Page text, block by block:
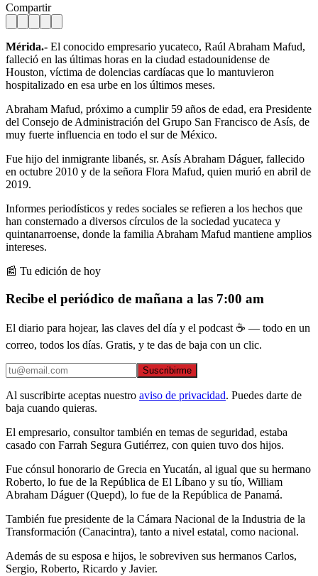
Compartir
Mérida.- El conocido empresario yucateco, Raúl Abraham Mafud,
falleció en las últimas horas en la ciudad estadounidense de
Houston, víctima de dolencias cardíacas que lo mantuvieron
hospitalizado en esa urbe en los últimos meses.
Abraham Mafud, próximo a cumplir 59 años de edad, era Presidente
del Consejo de Administración del Grupo San Francisco de Asís, de
muy fuerte influencia en todo el sur de México.
Fue hijo del inmigrante libanés, sr. Asís Abraham Dáguer, fallecido
en octubre 2010 y de la señora Flora Mafud, quien murió en abril de
2019.
Informes periodísticos y redes sociales se refieren a los hechos que
han consternado a diversos círculos de la sociedad yucateca y
quintanarroense, donde la familia Abraham Mafud mantiene amplios
intereses.
📰 Tu edición de hoy
Recibe el periódico de mañana a las 7:00 am
El diario para hojear, las claves del día y el podcast ☕ — todo en un
correo, todos los días. Gratis, y te das de baja con un clic.
Suscribirme
Al suscribirte aceptas nuestro aviso de privacidad. Puedes darte de
baja cuando quieras.
El empresario, consultor también en temas de seguridad, estaba
casado con Farrah Segura Gutiérrez, con quien tuvo dos hijos.
Fue cónsul honorario de Grecia en Yucatán, al igual que su hermano
Roberto, lo fue de la República de El Líbano y su tío, William
Abraham Dáguer (Quepd), lo fue de la República de Panamá.
También fue presidente de la Cámara Nacional de la Industria de la
Transformación (Canacintra), tanto a nivel estatal, como nacional.
Además de su esposa e hijos, le sobreviven sus hermanos Carlos,
Sergio, Roberto, Ricardo y Javier.